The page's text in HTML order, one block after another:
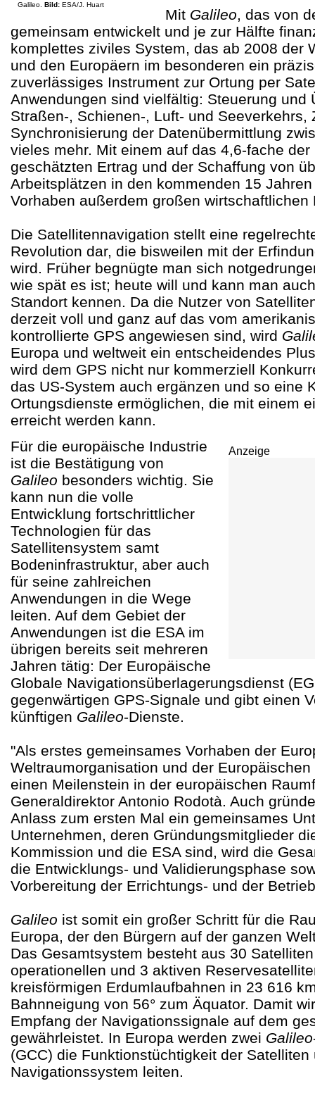
Galileo. Bild: ESA/J. Huart
Mit Galileo, das von
gemeinsam entwickelt und je zur Hälfte
komplettes ziviles System, das ab 2008 der
und den Europäern im besonderen ein
zuverlässiges Instrument zur Ortung per
Anwendungen sind vielfältig: Steuerung und
Straßen-, Schienen-, Luft- und Seeverkehrs,
Synchronisierung der Datenübermittlung
vieles mehr. Mit einem auf das 4,6-fache
geschätzten Ertrag und der Schaffung von
Arbeitsplätzen in den kommenden 15
Vorhaben außerdem großen wirtschaftlichen
Die Satellitennavigation stellt eine
Revolution dar, die bisweilen mit der
wird. Früher begnügte man sich
wie spät es ist; heute will und kann man
Standort kennen. Da die Nutzer von
derzeit voll und ganz auf das vom
kontrollierte GPS angewiesen sind, wird
Europa und weltweit ein entscheidendes
wird dem GPS nicht nur kommerziell
das US-System auch ergänzen und so eine
Ortungsdienste ermöglichen, die mit einem
erreicht werden kann.
Anzeige
Für die europäische Industrie
ist die Bestätigung von
Galileo besonders wichtig. Sie
kann nun die volle
Entwicklung fortschrittlicher
Technologien für das
Satellitensystem samt
Bodeninfrastruktur, aber auch
für seine zahlreichen
Anwendungen in die Wege
leiten. Auf dem Gebiet der
Anwendungen ist die ESA im
übrigen bereits seit mehreren
Jahren tätig: Der Europäische
Globale Navigationsüberlagerungsdienst
gegenwärtigen GPS-Signale und gibt einen
künftigen Galileo-Dienste.
"Als erstes gemeinsames Vorhaben der
Weltraumorganisation und der
einen Meilenstein in der europäischen
Generaldirektor Antonio Rodotà. Auch
Anlass zum ersten Mal ein gemeinsames
Unternehmen, deren Gründungsmitglieder
Kommission und die ESA sind, wird die
die Entwicklungs- und Validierungsphase
Vorbereitung der Errichtungs- und der
Galileo ist somit ein großer Schritt für die
Europa, der den Bürgern auf der ganzen
Das Gesamtsystem besteht aus 30
operationellen und 3 aktiven
kreisförmigen Erdumlaufbahnen in 23 616
Bahnneigung von 56° zum Äquator. Damit
Empfang der Navigationssignale auf dem
gewährleistet. In Europa werden zwei Galileo
(GCC) die Funktionstüchtigkeit der
Navigationssystem leiten.